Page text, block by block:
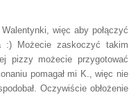
więc aby połączyć
:) Możecie zaskoczyć takim
pizzy możecie przygotować
pomagał mi K., więc nie
Oczywiście obłożenie